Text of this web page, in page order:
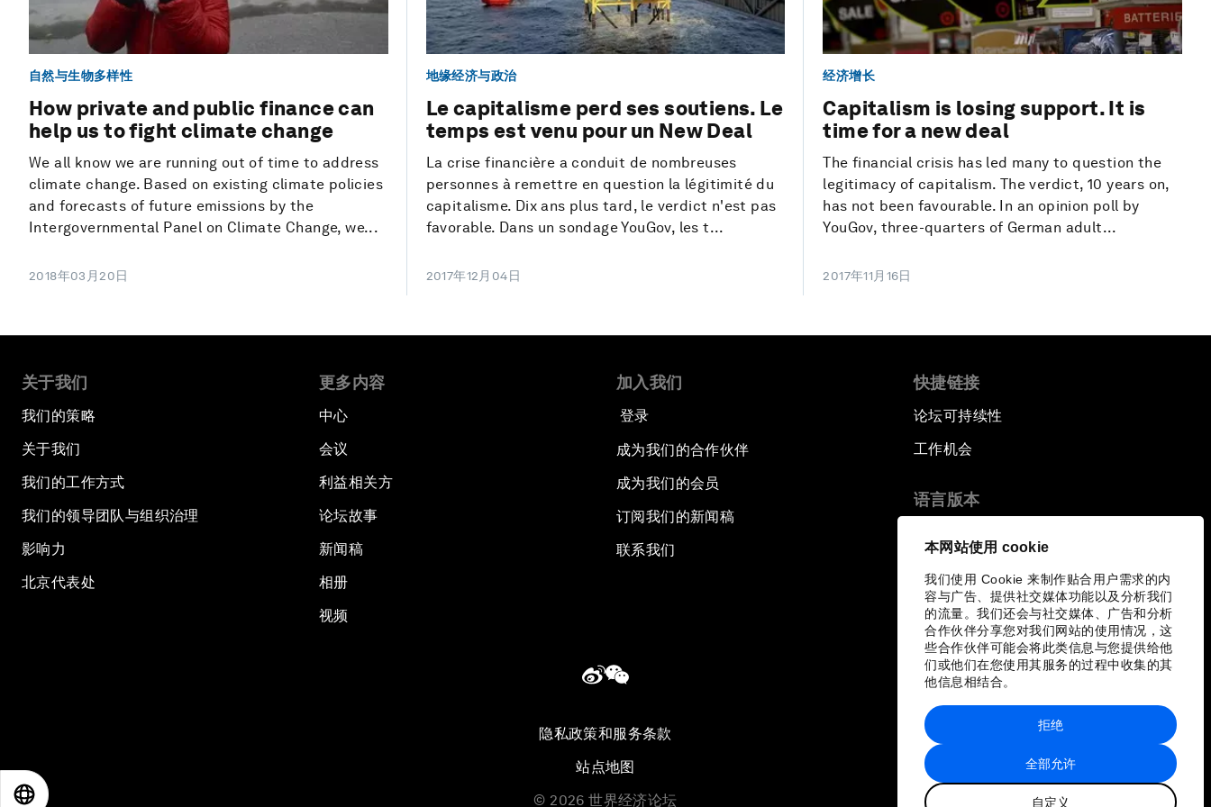
本网站使用 cookie
我们使用 Cookie 来制作贴合用户需求的内
容与广告、提供社交媒体功能以及分析我们
的流量。我们还会与社交媒体、广告和分析
合作伙伴分享您对我们网站的使用情况，这
些合作伙伴可能会将此类信息与您提供给他
们或他们在您使用其服务的过程中收集的其
他信息相结合。
全部允许
自定义
拒绝
自然与生物多样性
How private and public finance can
help us to fight climate change
We all know we are running out of time to address
climate change. Based on existing climate policies
and forecasts of future emissions by the
Intergovernmental Panel on Climate Change, we...
2018年03月20日
地缘经济与政治
Le capitalisme perd ses soutiens. Le
temps est venu pour un New Deal
La crise financière a conduit de nombreuses
personnes à remettre en question la légitimité du
capitalisme. Dix ans plus tard, le verdict n'est pas
favorable. Dans un sondage YouGov, les t...
2017年12月04日
经济增长
Capitalism is losing support. It is
time for a new deal
The financial crisis has led many to question the
legitimacy of capitalism. The verdict, 10 years on,
has not been favourable. In an opinion poll by
YouGov, three-quarters of German adult...
2017年11月16日
关于我们
我们的策略
关于我们
我们的工作方式
我们的领导团队与组织治理
影响力
北京代表处
更多内容
中心
会议
利益相关方
论坛故事
新闻稿
相册
视频
加入我们
登录
成为我们的合作伙伴
成为我们的会员
订阅我们的新闻稿
联系我们
快捷链接
论坛可持续性
工作机会
语言版本
隐私政策和服务条款
站点地图
© 2026 世界经济论坛